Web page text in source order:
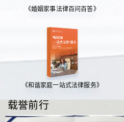
《婚姻家事法律百问百答》
《和谐家庭一站式法律服务》
载誉前行